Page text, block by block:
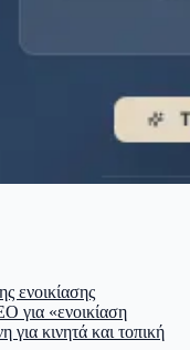
ενοικίασης
για «ενοικίαση
για κινητά και τοπική